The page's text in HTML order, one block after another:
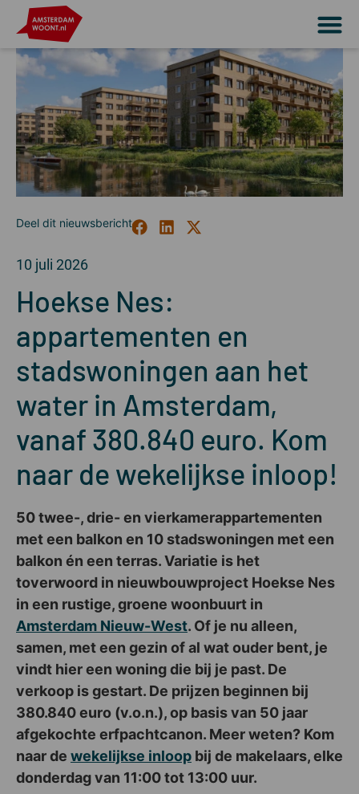
10 juli 2026
Hoekse Nes:
appartementen en
stadswoningen aan het
water in Amsterdam,
vanaf 380.840 euro. Kom
naar de wekelijkse inloop!
50 twee-, drie- en vierkamerappartementen
met een balkon en 10 stadswoningen met een
balkon én een terras. Variatie is het
toverwoord in nieuwbouwproject Hoekse Nes
in een rustige, groene woonbuurt in
Amsterdam Nieuw-West. Of je nu alleen,
samen, met een gezin of al wat ouder bent, je
vindt hier een woning die bij je past. De
verkoop is gestart. De prijzen beginnen bij
380.840 euro (v.o.n.), op basis van 50 jaar
afgekochte erfpachtcanon. Meer weten? Kom
naar de wekelijkse inloop bij de makelaars, elke
donderdag van 11:00 tot 13:00 uur.